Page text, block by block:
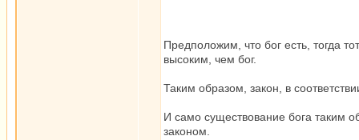
Предположим, что бог есть, тогда
высоким, чем бог.
Таким образом, закон, в
И само существование бога таким
законом.